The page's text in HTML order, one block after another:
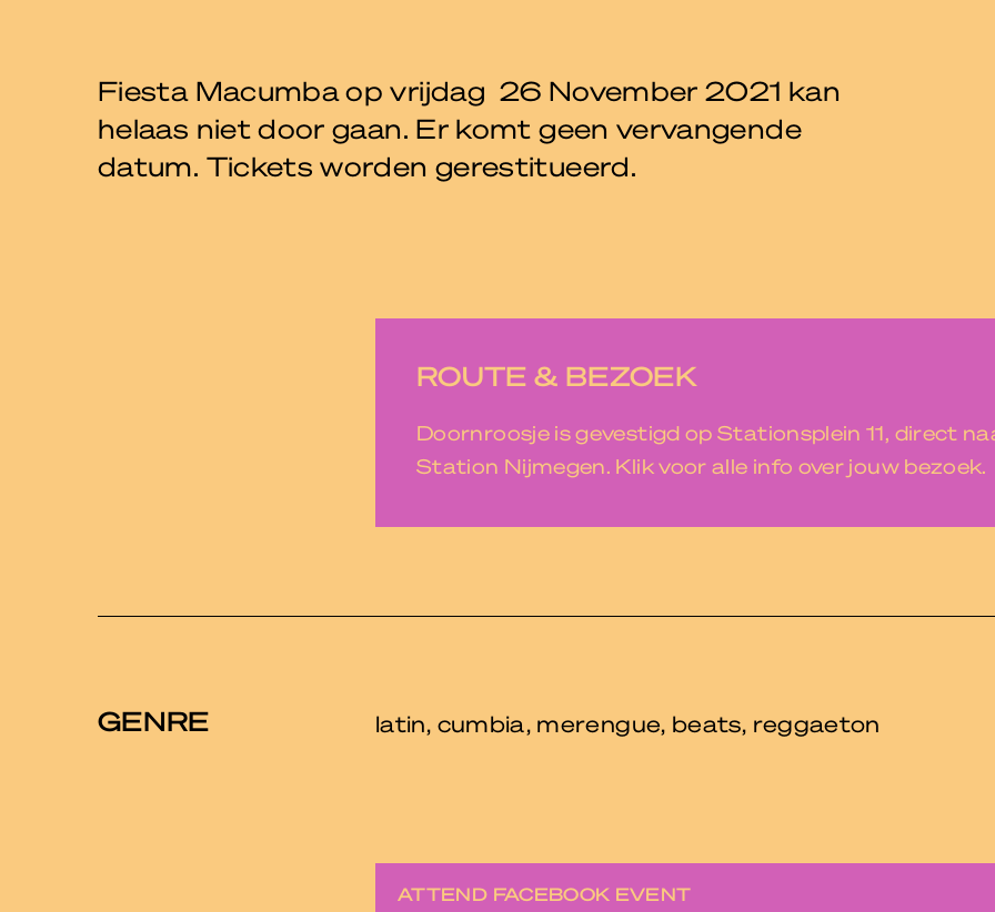
Fiesta Macumba op vrijdag 26 November 2021 kan
helaas niet door gaan. Er komt geen vervangende
datum. Tickets worden gerestitueerd.
ROUTE & BEZOEK
Doornroosje is gevestigd op Stationsplein 11, direct
Station Nijmegen. Klik voor alle info over jouw bezoek.
GENRE latin, cumbia, merengue, beats, reggaeton
ATTEND FACEBOOK EVENT